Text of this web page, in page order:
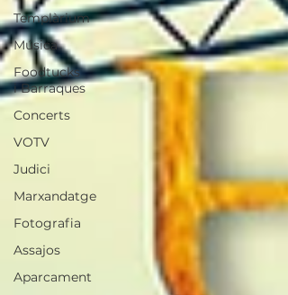
Templàrium
Música
Foodtucks
i Barraques
Concerts
VOTV
Judici
Marxandatge
Fotografia
Assajos
Aparcament